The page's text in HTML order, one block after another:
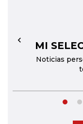
MI
Noticias
←